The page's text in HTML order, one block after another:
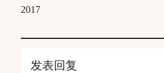
2017
发表回复